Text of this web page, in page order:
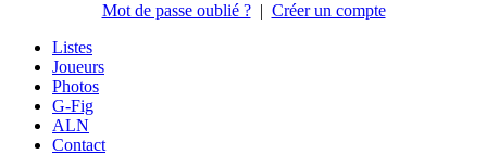
Mot de passe oublié ?| Créer un compte
Listes
Joueurs
Photos
G-Fig
ALN
Contact